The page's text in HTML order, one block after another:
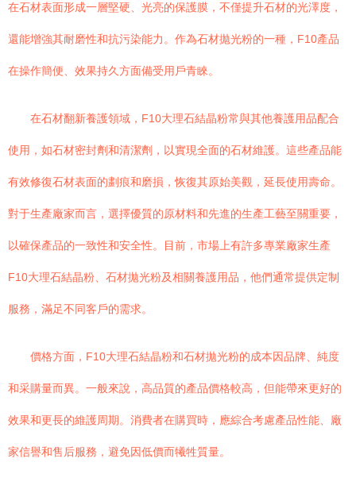
在石材表面形成一層堅硬、光亮的保護膜，不僅提升石材的光澤度，
還能增強其耐磨性和抗污染能力。作為石材拋光粉的一種，F10產品
在操作簡便、效果持久方面備受用戶青睞。
在石材翻新養護領域，F10大理石結晶粉常與其他養護用品配合
使用，如石材密封劑和清潔劑，以實現全面的石材維護。這些產品能
有效修復石材表面的劃痕和磨損，恢復其原始美觀，延長使用壽命。
對于生產廠家而言，選擇優質的原材料和先進的生產工藝至關重要，
以確保產品的一致性和安全性。目前，市場上有許多專業廠家生產
F10大理石結晶粉、石材拋光粉及相關養護用品，他們通常提供定制
服務，滿足不同客戶的需求。
價格方面，F10大理石結晶粉和石材拋光粉的成本因品牌、純度
和采購量而異。一般來說，高品質的產品價格較高，但能帶來更好的
效果和更長的維護周期。消費者在購買時，應綜合考慮產品性能、廠
家信譽和售后服務，避免因低價而犧牲質量。